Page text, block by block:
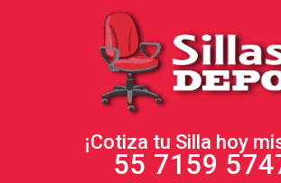
¡Cotiza tu Silla hoy
55 7159